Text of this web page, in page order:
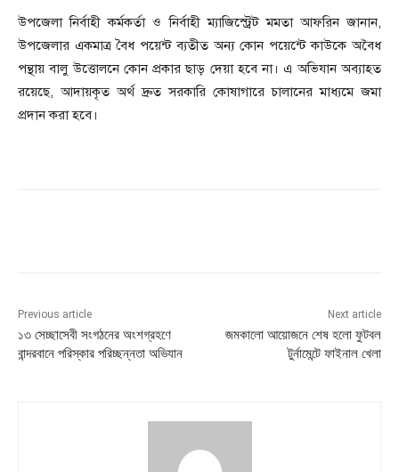
উপজেলা নির্বাহী কর্মকর্তা ও নির্বাহী ম্যাজিস্ট্রেট মমতা আফরিন জানান,
উপজেলার একমাত্র বৈধ পয়েন্ট ব্যতীত অন্য কোন পয়েন্টে কাউকে অবৈধ
পন্থায় বালু উত্তোলনে কোন প্রকার ছাড় দেয়া হবে না। এ অভিযান অব্যাহত
রয়েছে, আদায়কৃত অর্থ দ্রুত সরকারি কোষাগারে চালানের মাধ্যমে জমা
প্রদান করা হবে।
Previous article
১৩ সেচ্ছাসেবী সংগঠনের অংশগ্রহণে
বান্দরবানে পরিস্কার পরিচ্ছন্নতা অভিযান
Next article
জমকালো আয়োজনে শেষ হলো ফুটবল
টুর্নামেন্টে ফাইনাল খেলা